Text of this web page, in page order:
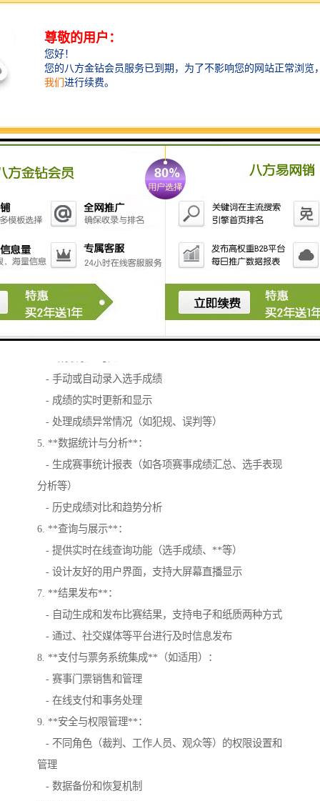
体育赛事计时计分及成绩处理系统的功能主要包括以下
几个方面：
- 参赛队伍或选手的登记和管理
- 比赛日程安排和发布
- 的实时计时，支持多种计时方式（如秒表、电子计时
等）
- 自动触发计时器（例如，在起跑信号发出时自动开始
计时）
3. **计分功能**：
- 根据比赛规则自动计算和记录分数
- 支持多种计分方式（如加分、减分、罚分等）
- 手动或自动录入选手成绩
- 成绩的实时更新和显示
- 处理成绩异常情况（如犯规、误判等）
5. **数据统计与分析**：
- 生成赛事统计报表（如各项赛事成绩汇总、选手表现
分析等）
- 历史成绩对比和趋势分析
6. **查询与展示**：
- 提供实时在线查询功能（选手成绩、**等）
- 设计友好的用户界面，支持大屏幕直播显示
7. **结果发布**：
- 自动生成和发布比赛结果，支持电子和纸质两种方式
- 通过、社交媒体等平台进行及时信息发布
8. **支付与票务系统集成**（如适用）：
- 赛事门票销售和管理
- 在线支付和事务处理
9. **安全与权限管理**：
- 不同角色（裁判、工作人员、观众等）的权限设置和
管理
- 数据备份和恢复机制